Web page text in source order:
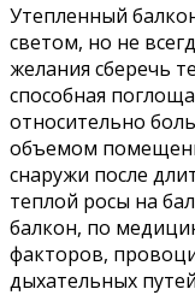
Утепленный
светом, но не
желания сберечь
способная
относительно
объемом
снаружи после
теплой росы на
балкон, по
факторов,
дыхательных